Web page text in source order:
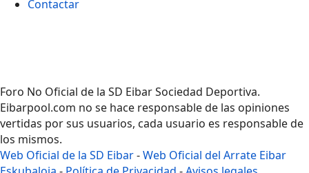
Contactar
Foro No Oficial de la SD Eibar Sociedad Deportiva.
Eibarpool.com no se hace responsable de las opiniones
vertidas por sus usuarios, cada usuario es responsable de
los mismos.
Web Oficial de la SD Eibar-Web Oficial del Arrate Eibar